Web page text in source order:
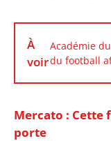
À
voir
Académie
du football
Mercato : Cette
porte